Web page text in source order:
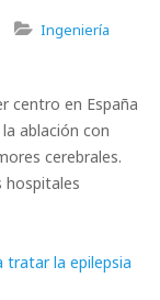
Ingeniería
centro en España
ablación con
cerebrales.
hospitales
tratar la epilepsia